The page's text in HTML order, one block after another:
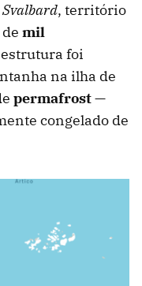
Svalbard, território
mil
estrutura foi
na ilha de
permafrost—
congelado de